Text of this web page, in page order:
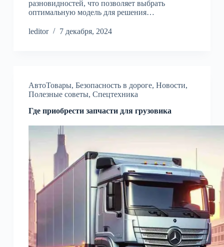
разновидностей, что позволяет выбрать
оптимальную модель для решения…
leditor 7 декабря, 2024
АвтоТовары, Безопасность в дороге, Новости,
Полезные советы, Спецтехника
Где приобрести запчасти для грузовика